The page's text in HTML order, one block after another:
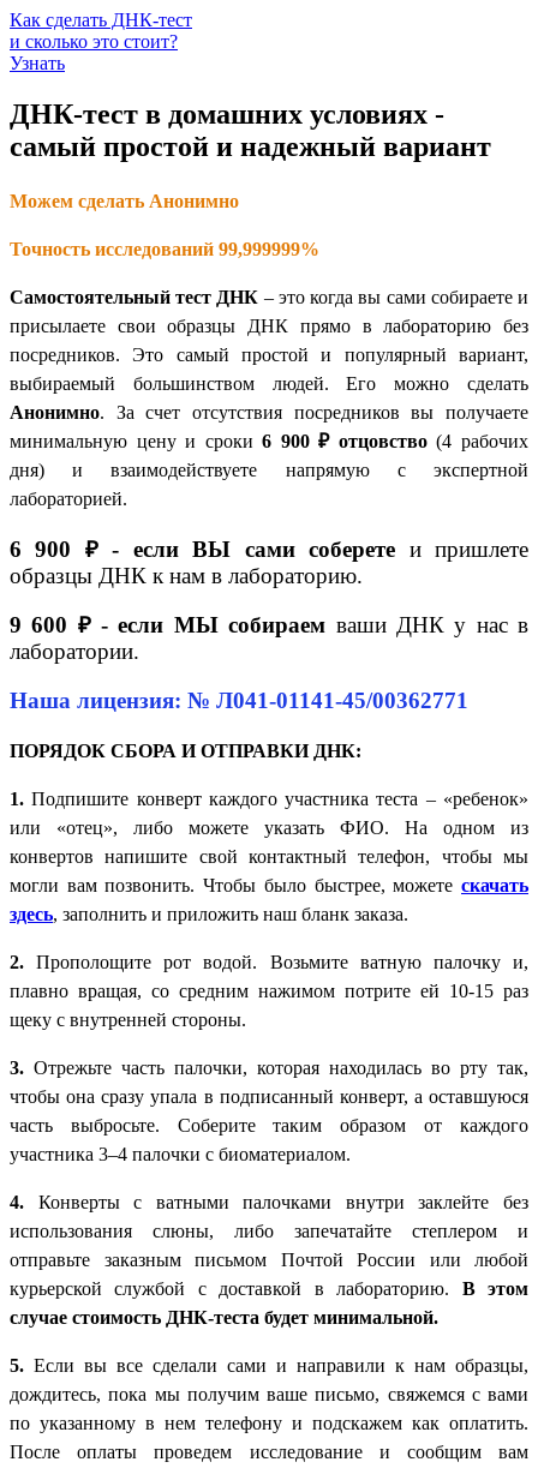
Как сделать ДНК-тест
и сколько это стоит?
Узнать
ДНК-тест в домашних условиях -
самый простой и надежный вариант
Можем сделать Анонимно
Точность исследований 99,999999%
Самостоятельный тест ДНК – это когда вы сами собираете и
присылаете свои образцы ДНК прямо в лабораторию без
посредников. Это самый простой и популярный вариант,
выбираемый большинством людей. Его можно сделать
Анонимно. За счет отсутствия посредников вы получаете
минимальную цену и сроки6 900 ₽ отцовство(4 рабочих
дня) и взаимодействуете напрямую с экспертной
лабораторией.
6 900 ₽ - если ВЫ сами соберете и пришлете
образцы ДНК к нам в лабораторию.
9 600 ₽ - если МЫ собираем ваши ДНК у нас в
лаборатории.
Наша лицензия: № Л041-01141-45/00362771
ПОРЯДОК СБОРА И ОТПРАВКИ ДНК:
1. Подпишите конверт каждого участника теста – «ребенок»
или «отец», либо можете указать ФИО. На одном из
конвертов напишите свой контактный телефон, чтобы мы
могли вам позвонить. Чтобы было быстрее, можете скачать
здесь, заполнить и приложить наш бланк заказа.
2. Прополощите рот водой. Возьмите ватную палочку и,
плавно вращая, со средним нажимом потрите ей 10-15 раз
щеку с внутренней стороны.
3. Отрежьте часть палочки, которая находилась во рту так,
чтобы она сразу упала в подписанный конверт, а оставшуюся
часть выбросьте. Соберите таким образом от каждого
участника 3–4 палочки с биоматериалом.
4. Конверты с ватными палочками внутри заклейте без
использования слюны, либо запечатайте степлером и
отправьте заказным письмом Почтой России или любой
курьерской службой с доставкой в лабораторию. В этом
случае стоимость ДНК-теста будет минимальной.
5. Если вы все сделали сами и направили к нам образцы,
дождитесь, пока мы получим ваше письмо, свяжемся с вами
по указанному в нем телефону и подскажем как оплатить.
После оплаты проведем исследование и сообщим вам